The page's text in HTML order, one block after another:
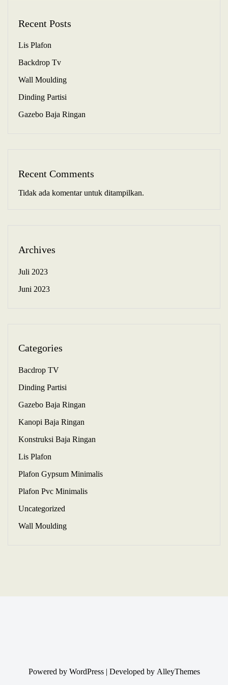
Recent Posts
Lis Plafon
Backdrop Tv
Wall Moulding
Dinding Partisi
Gazebo Baja Ringan
Recent Comments
Tidak ada komentar untuk ditampilkan.
Archives
Juli 2023
Juni 2023
Categories
Bacdrop TV
Dinding Partisi
Gazebo Baja Ringan
Kanopi Baja Ringan
Konstruksi Baja Ringan
Lis Plafon
Plafon Gypsum Minimalis
Plafon Pvc Minimalis
Uncategorized
Wall Moulding
Powered by WordPress| Developed by AlleyThemes